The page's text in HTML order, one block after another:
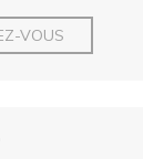
VOUS